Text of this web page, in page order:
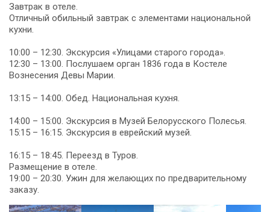
Завтрак в отеле.
Отличный обильный завтрак с элементами национальной
кухни.
10:00 – 12:30. Экскурсия «Улицами старого города».
12:30 – 13:00. Послушаем орган 1836 года в Костеле
Вознесения Девы Марии.
13:15 – 14:00. Обед. Национальная кухня.
14:00 – 15:00. Экскурсия в Музей Белорусского Полесья.
15:15 – 16:15. Экскурсия в еврейский музей.
16:15 – 18:45. Переезд в Туров.
Размещение в отеле.
19:00 – 20:30. Ужин для желающих по предварительному
заказу.